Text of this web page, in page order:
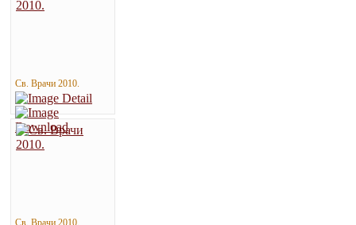
Св. Врачи 2010.
Св. Врачи 2010.